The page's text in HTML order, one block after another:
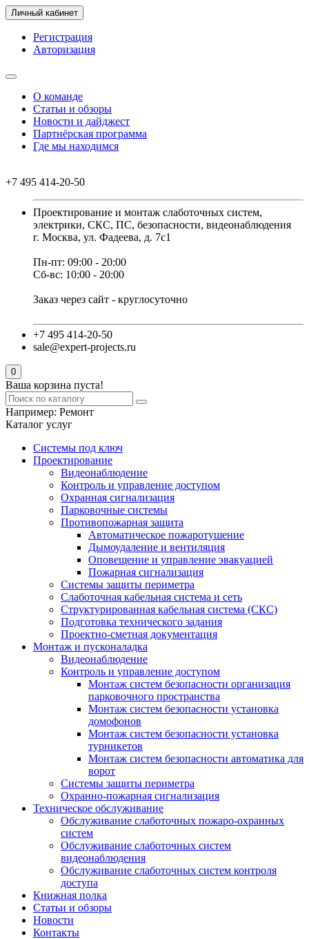
Личный кабинет
Регистрация
Авторизация
О команде
Статьи и обзоры
Новости и дайджест
Партнёрская программа
Где мы находимся
+7 495 414-20-50
Проектирование и монтаж слаботочных систем,
электрики, СКС, ПС, безопасности, видеонаблюдения
г. Москва, ул. Фадеева, д. 7с1
Пн-пт: 09:00 - 20:00
Сб-вс: 10:00 - 20:00
Заказ через сайт - круглосуточно
+7 495 414-20-50
sale@expert-projects.ru
0
Ваша корзина пуста!
Например: Ремонт
Каталог услуг
Системы под ключ
Проектирование
Видеонаблюдение
Контроль и управление доступом
Охранная сигнализация
Парковочные системы
Противопожарная защита
Автоматическое пожаротушение
Дымоудаление и вентиляция
Оповещение и управление эвакуацией
Пожарная сигнализация
Системы защиты периметра
Слаботочная кабельная система и сеть
Структурированная кабельная система (СКС)
Подготовка технического задания
Проектно-сметная документация
Монтаж и пусконаладка
Видеонаблюдение
Контроль и управление доступом
Монтаж систем безопасности организация
парковочного пространства
Монтаж систем безопасности установка
домофонов
Монтаж систем безопасности установка
турникетов
Монтаж систем безопасности автоматика для
ворот
Системы защиты периметра
Охранно-пожарная сигнализация
Техническое обслуживание
Обслуживание слаботочных пожаро-охранных
систем
Обслуживание слаботочных систем
видеонаблюдения
Обслуживание слаботочных систем контроля
доступа
Книжная полка
Статьи и обзоры
Новости
Контакты